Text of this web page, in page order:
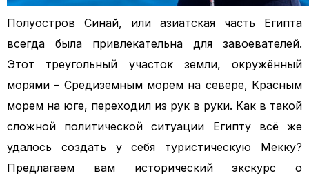
Полуостров Синай, или азиатская часть Египта
всегда была привлекательна для завоевателей.
Этот треугольный участок земли, окружённый
морями – Средиземным морем на севере, Красным
морем на юге, переходил из рук в руки. Как в такой
сложной политической ситуации Египту всё же
удалось создать у себя туристическую Мекку?
Предлагаем вам исторический экскурс о